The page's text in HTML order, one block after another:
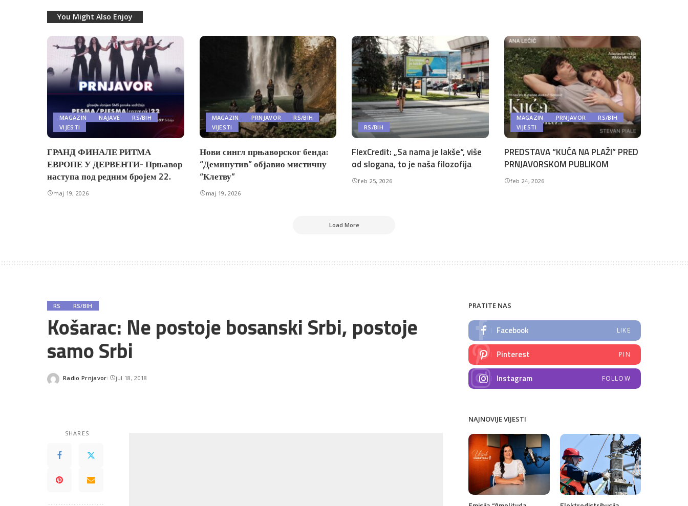
You Might Also Enjoy
MAGAZIN NAJAVE
RS/BIH
VIJESTI
ГРАНД ФИНАЛЕ РИТМА
ЕВРОПЕ У ДЕРВЕНТИ- Прњавор
наступа под редним бројем 22.
maj 19, 2026
MAGAZIN PRNJAVOR
RS/BIH
VIJESTI
Нови сингл прњаворског бенда:
“Деминутив” објавио мистичну
“Клетву”
maj 19, 2026
RS/BIH
FlexCredit: „Sa nama je lakše“, više
od slogana, to je naša filozofija
feb 25, 2026
MAGAZIN PRNJAVOR
RS/BIH
VIJESTI
PREDSTAVA “KUĆA NA PLAŽI” PRED
PRNJAVORSKOM PUBLIKOM
feb 24, 2026
Load More
RS RS/BIH
Košarac: Ne postoje bosanski Srbi, postoje
samo Srbi
Posted
Radio Prnjavor jul 18, 2018
SHARES
PRATITE NAS
Facebook LIKE
Pinterest PIN
Instagram FOLLOW
NAJNOVIJE VIJESTI